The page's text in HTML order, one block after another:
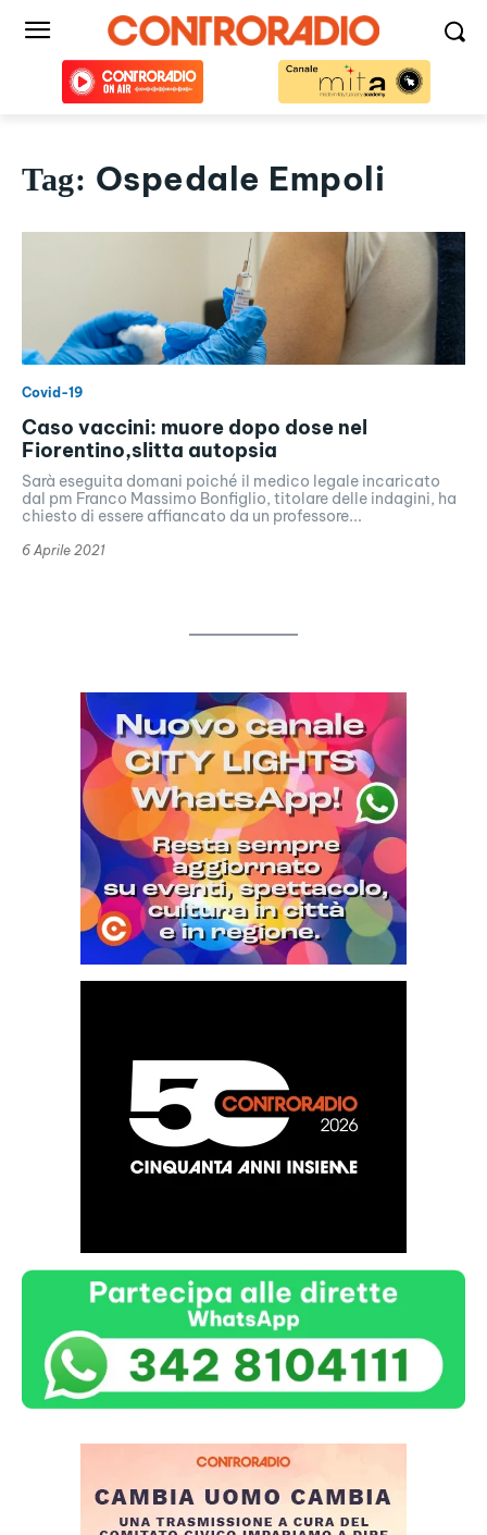
Tag: Ospedale Empoli
Covid-19
Caso vaccini: muore dopo dose nel
Fiorentino,slitta autopsia
Sarà eseguita domani poiché il medico legale incaricato
dal pm Franco Massimo Bonfiglio, titolare delle indagini, ha
chiesto di essere affiancato da un professore...
6 Aprile 2021